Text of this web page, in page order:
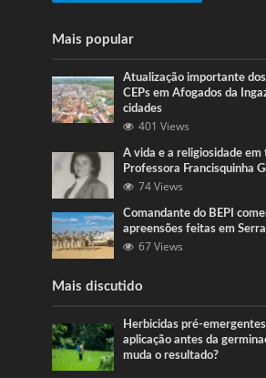
Mais popular
Atualização importante
CEPs em Afogados da
cidades
401 Views
A vida e a religiosidade em
Professora Francisquinha
74 Views
Comandante do BEPI
apreensões feitas em
67 Views
Mais discutido
Herbicidas pré-
aplicação antes da
muda o resultado?